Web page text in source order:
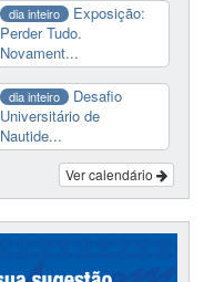
dia inteiro
Exposição:
Perder Tudo.
Novament...
dia inteiro
Desafio
Universitário de
Nautide...
Ver calendário